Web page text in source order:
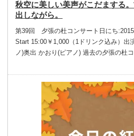
秋空に美しい美声がこだまする
出しながら。
第39回 夕張の杜コンサート日にち
Start 15:00￥1,000（1ドリンク込み）出
ノ)奥出 かおり(ピアノ) 過去の夕張の杜